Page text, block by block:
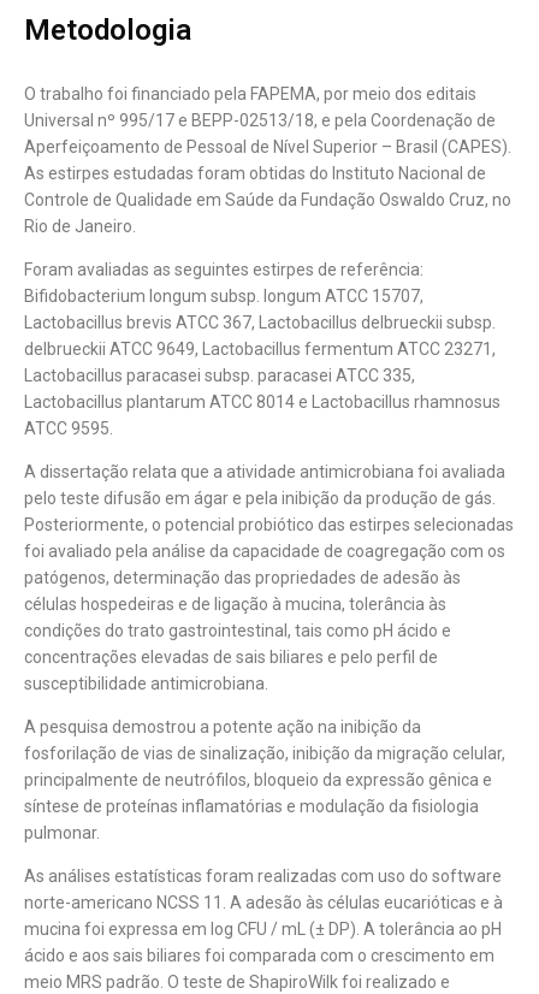
Metodologia
O trabalho foi financiado pela FAPEMA, por meio dos editais
Universal nº 995/17 e BEPP-02513/18, e pela Coordenação de
Aperfeiçoamento de Pessoal de Nível Superior – Brasil (CAPES).
As estirpes estudadas foram obtidas do Instituto Nacional de
Controle de Qualidade em Saúde da Fundação Oswaldo Cruz, no
Rio de Janeiro.
Foram avaliadas as seguintes estirpes de referência:
Bifidobacterium longum subsp. longum ATCC 15707,
Lactobacillus brevis ATCC 367, Lactobacillus delbrueckii subsp.
delbrueckii ATCC 9649, Lactobacillus fermentum ATCC 23271,
Lactobacillus paracasei subsp. paracasei ATCC 335,
Lactobacillus plantarum ATCC 8014 e Lactobacillus rhamnosus
ATCC 9595.
A dissertação relata que a atividade antimicrobiana foi avaliada
pelo teste difusão em ágar e pela inibição da produção de gás.
Posteriormente, o potencial probiótico das estirpes selecionadas
foi avaliado pela análise da capacidade de coagregação com os
patógenos, determinação das propriedades de adesão às
células hospedeiras e de ligação à mucina, tolerância às
condições do trato gastrointestinal, tais como pH ácido e
concentrações elevadas de sais biliares e pelo perfil de
susceptibilidade antimicrobiana.
A pesquisa demostrou a potente ação na inibição da
fosforilação de vias de sinalização, inibição da migração celular,
principalmente de neutrófilos, bloqueio da expressão gênica e
síntese de proteínas inflamatórias e modulação da fisiologia
pulmonar.
As análises estatísticas foram realizadas com uso do software
norte-americano NCSS 11. A adesão às células eucarióticas e à
mucina foi expressa em log CFU / mL (± DP). A tolerância ao pH
ácido e aos sais biliares foi comparada com o crescimento em
meio MRS padrão. O teste de ShapiroWilk foi realizado e